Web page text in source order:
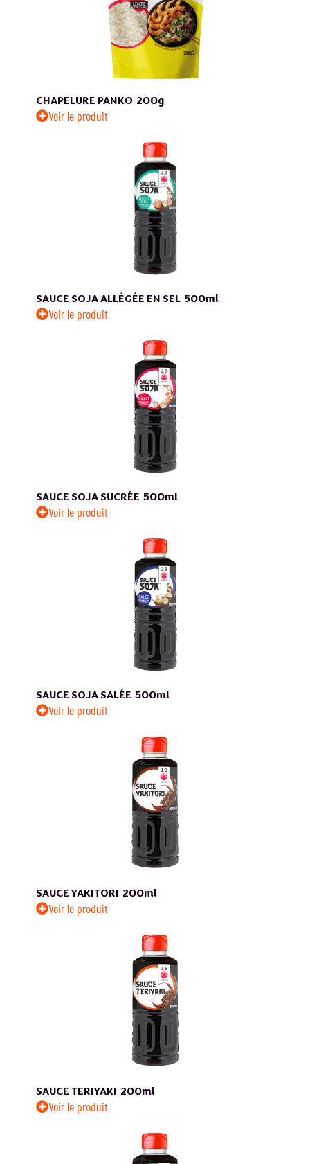
CHAPELURE PANKO 200g
Voir le produit
SAUCE SOJA ALLÉGÉE EN SEL 500ml
Voir le produit
SAUCE SOJA SUCRÉE 500ml
Voir le produit
SAUCE SOJA SALÉE 500ml
Voir le produit
SAUCE YAKITORI 200ml
Voir le produit
SAUCE TERIYAKI 200ml
Voir le produit